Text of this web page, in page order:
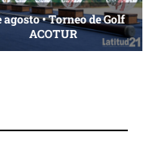
La esencia del servicio